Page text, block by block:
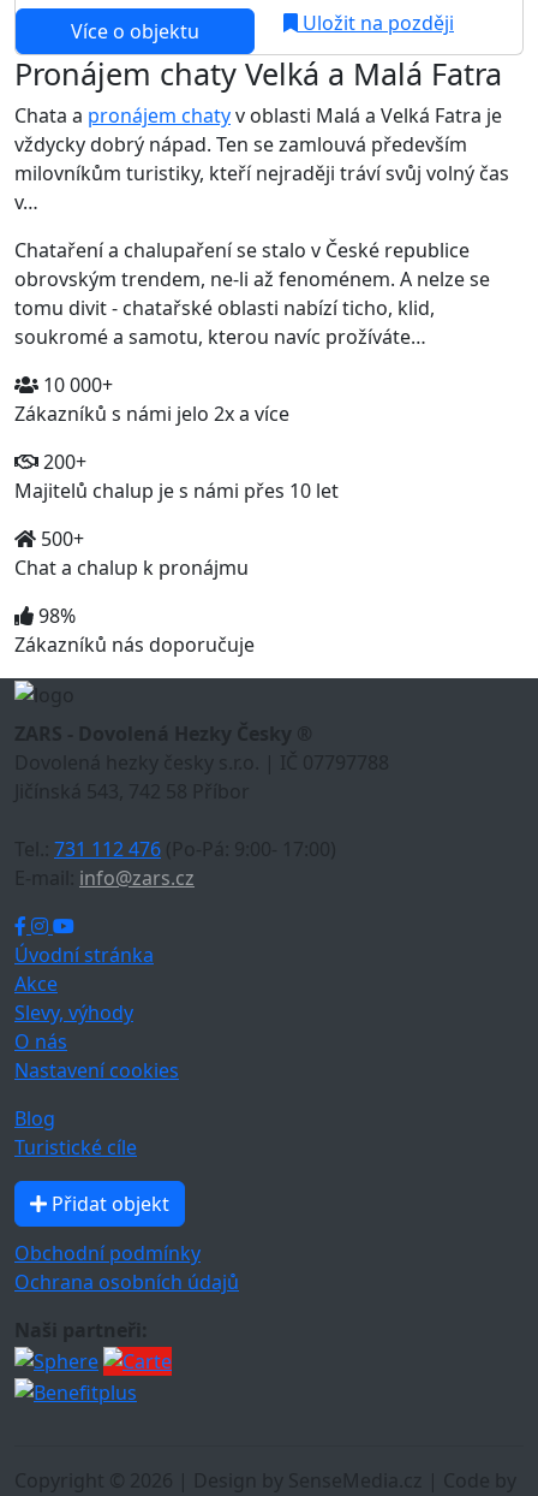
Více o objektu
Uložit na později
Pronájem chaty Velká a Malá Fatra
Chata a pronájem chatyv oblasti Malá a Velká Fatra je
vždycky dobrý nápad. Ten se zamlouvá především
milovníkům turistiky, kteří nejraději tráví svůj volný čas
v…
Chataření a chalupaření se stalo v České republice
obrovským trendem, ne-li až fenoménem. A nelze se
tomu divit - chatařské oblasti nabízí ticho, klid,
soukromé a samotu, kterou navíc prožíváte…
10 000+
Zákazníků s námi jelo 2x a více
200+
Majitelů chalup je s námi přes 10 let
500+
Chat a chalup k pronájmu
98%
Zákazníků nás doporučuje
ZARS - Dovolená Hezky Česky ®
Dovolená hezky česky s.r.o. | IČ 07797788
Jičínská 543, 742 58 Příbor
Tel.: 731 112 476 (Po-Pá: 9:00- 17:00)
E-mail: info@zars.cz
Úvodní stránka
Akce
Slevy, výhody
O nás
Nastavení cookies
Blog
Turistické cíle
Přidat objekt
Obchodní podmínky
Ochrana osobních údajů
Naši partneři:
Copyright © 2026 | Design by SenseMedia.cz | Code by